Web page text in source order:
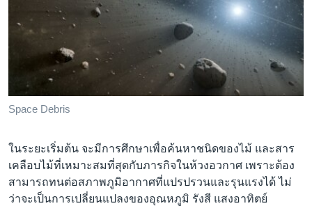
Space Debris
ในระยะเริ่มต้น จะมีการศึกษาเพื่อค้นหาชนิดของไม้ และสาร
เคลือบไม้ที่เหมาะสมที่สุดกับภารกิจในห้วงอวกาศ เพราะต้อง
สามารถทนต่อสภาพภูมิอากาศที่แปรปรวนและรุนแรงได้ ไม่
ว่าจะเป็นการเปลี่ยนแปลงของอุณหภูมิ รังสี แสงอาทิตย์